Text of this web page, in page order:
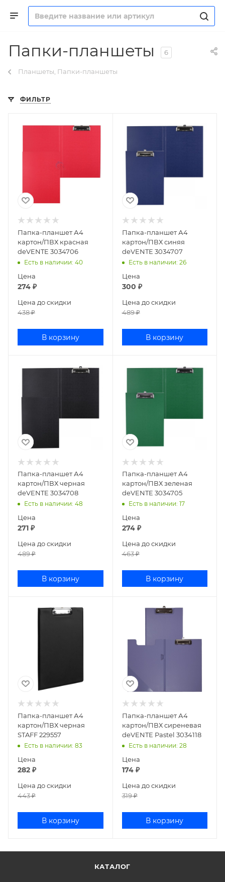
Папки-планшеты 6
Планшеты, Папки-планшеты
ФИЛЬТР
Папка-планшет А4
картон/ПВХ красная
deVENTE 3034706
Есть в наличии: 40
Цена
274 ₽
Цена до скидки
438₽
В корзину
Папка-планшет А4
картон/ПВХ синяя
deVENTE 3034707
Есть в наличии: 26
Цена
300 ₽
Цена до скидки
489₽
В корзину
Папка-планшет А4
картон/ПВХ черная
deVENTE 3034708
Есть в наличии: 48
Цена
271 ₽
Цена до скидки
489₽
В корзину
Папка-планшет А4
картон/ПВХ зеленая
deVENTE 3034705
Есть в наличии: 17
Цена
274₽
Цена до скидки
463₽
В корзину
Папка-планшет А4
картон/ПВХ черная
STAFF 229557
Есть в наличии: 83
Цена
282 ₽
Цена до скидки
443₽
В корзину
Папка-планшет А4
картон/ПВХ сиреневая
deVENTE Pastel 3034118
Есть в наличии: 28
Цена
174₽
Цена до скидки
319₽
В корзину
КАТАЛОГ